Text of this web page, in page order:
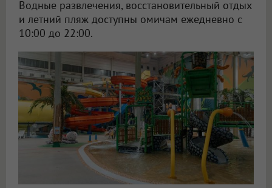
Водные развлечения, восстановительный отдых
и летний пляж доступны омичам ежедневно с
10:00 до 22:00.